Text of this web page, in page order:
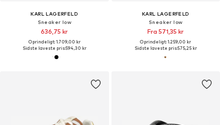
KARL LAGERFELD
Sneaker low
636,75 kr
Oprindeligt: 1.709,00 kr
Sidste laveste pris:594,30 kr
KARL LAGERFELD
Sneaker low
Fra 571,35 kr
Oprindeligt: 1.259,00 kr
Sidste laveste pris:575,25 kr